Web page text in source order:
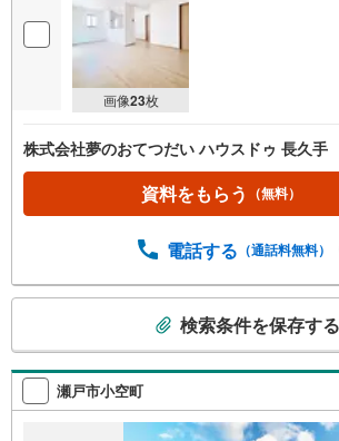
画像23枚
株式会社夢のおてつだい ハウスドゥ 長久手
資料をもらう （無料）
電話する （通話料無料）
検
索
条
検索条件を保存する
瀬戸市小空町